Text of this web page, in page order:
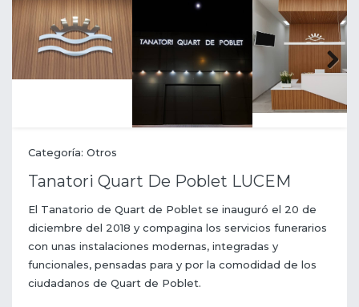
Categoría: Otros
Tanatori Quart De Poblet LUCEM
El Tanatorio de Quart de Poblet se inauguró el 20 de
diciembre del 2018 y compagina los servicios funerarios
con unas instalaciones modernas, integradas y
funcionales, pensadas para y por la comodidad de los
ciudadanos de Quart de Poblet.